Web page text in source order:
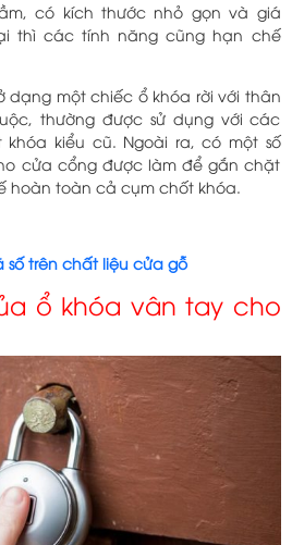
có kích thước nhỏ gọn và giá
thì các tính năng cũng hạn chế
dạng một chiếc ổ khóa rời với thân
thường được sử dụng với các
kiểu cũ. Ngoài ra, có một số
cửa cổng được làm để gắn chặt
hoàn toàn cả cụm chốt khóa.
trên chất liệu cửa gỗ
ổ khóa vân tay cho